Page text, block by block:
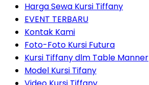
Harga Sewa Kursi Tiffany
EVENT TERBARU
Kontak Kami
Foto-Foto Kursi Futura
Kursi Tiffany dlm Table Manner
Model Kursi Tifany